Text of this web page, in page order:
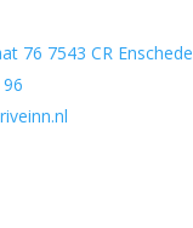
76 7543 CR Enschede